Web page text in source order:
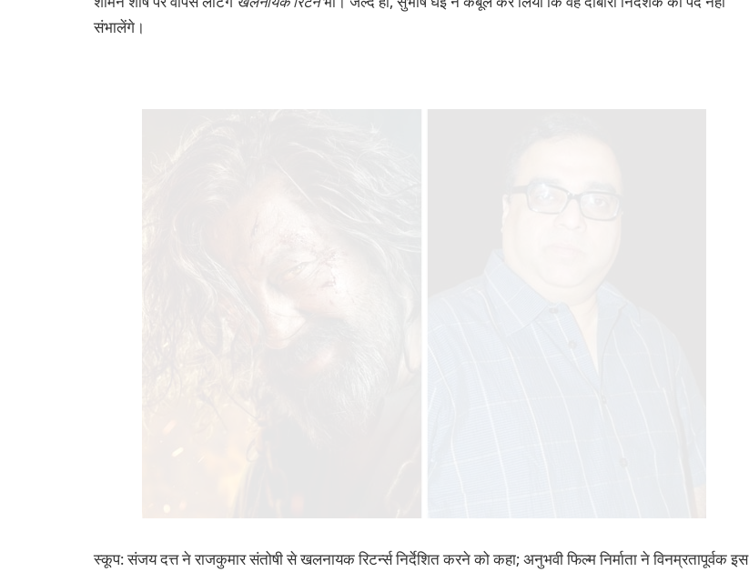
संभालेंगे।
स्कूप: संजय दत्त ने राजकुमार संतोषी से खलनायक रिटर्न्स निर्देशित करने को कहा; अनुभवी फिल्म निर्माता ने विनम्रतापूर्वक इस